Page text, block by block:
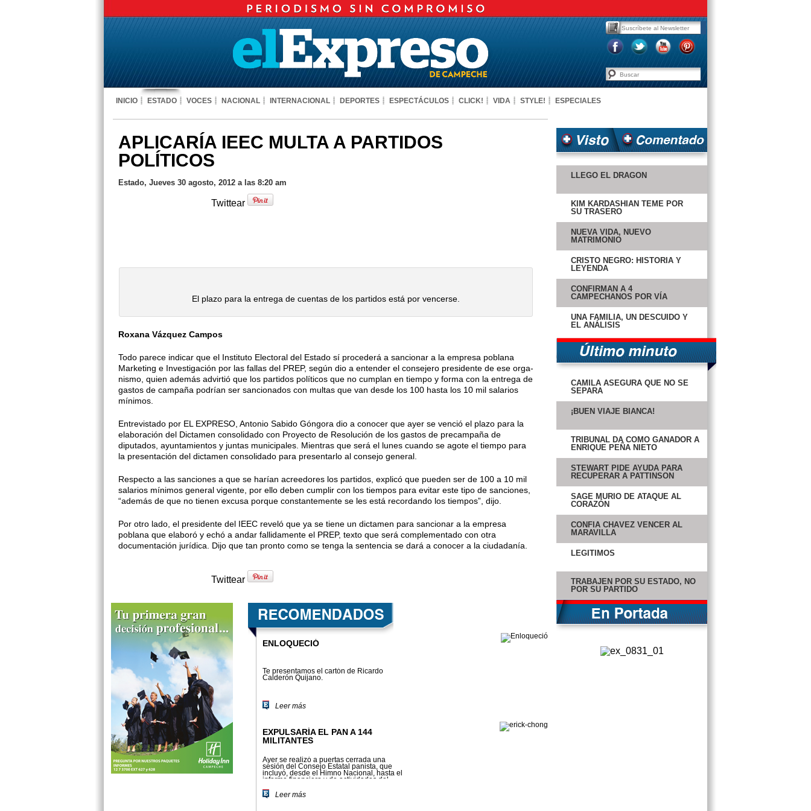
INICIO ESTADO VOCES NACIONAL INTERNACIONAL DEPORTES ESPECTÁCULOS CLICK! VIDA STYLE! ESPECIALES
APLICARÍA IEEC MULTA A PARTIDOS
POLÍTICOS
Estado, Jueves 30 agosto, 2012 a las 8:20 am
Twittear
El plazo para la entrega de cuentas de los partidos está por vencerse.
Roxana Vázquez Campos
Todo parece indicar que el Institu­to Electoral del Estado sí procede­rá a sancionar a la empresa poblana
Marketing e Investigación por las fa­llas del PREP, según dio a entender el consejero presidente de ese orga­
nismo, quien además advirtió que los partidos políticos que no cumplan en tiempo y forma con la entrega de
gas­tos de campaña podrían ser sancio­nados con multas que van desde los 100 hasta los 10 mil salarios
mínimos.
Entrevistado por EL EXPRESO, Antonio Sabido Góngora dio a cono­cer que ayer se venció el plazo para la
elaboración del Dictamen consolida­do con Proyecto de Resolución de los gastos de precampaña de
diputados, ayuntamientos y juntas municipales. Mientras que será el lunes cuando se agote el tiempo para
la presentación del dictamen consolidado para pre­sentarlo al consejo general.
Respecto a las sanciones a que se harían acreedores los partidos, expli­có que pueden ser de 100 a 10 mil
sala­rios mínimos general vigente, por ello deben cumplir con los tiempos para evitar este tipo de sanciones,
“ade­más de que no tienen excusa porque constantemente se les está recordan­do los tiempos”, dijo.
Por otro lado, el presidente del IEEC reveló que ya se tiene un dic­tamen para sancionar a la empresa
poblana que elaboró y echó a andar fallidamente el PREP, texto que será complementado con otra
documen­tación jurídica. Dijo que tan pronto como se tenga la sentencia se dará a conocer a la ciudadanía.
Twittear
ENLOQUECIÓ
Te presentamos el cartón de Ricardo
Calderón Quijano.
Leer más
EXPULSARÍA EL PAN A 144
MILITANTES
Ayer se realizó a puertas cerrada una
sesión del Consejo Estatal panista, que
incluyó, desde el Himno Nacional, hasta el
informe financiero y de actividades del
Leer más
LLEGÓ EL DRAGÓN
KIM KARDASHIAN TEME POR
SU TRASERO
NUEVA VIDA, NUEVO
MATRIMONIO
CRISTO NEGRO: HISTORIA Y
LEYENDA
CONFIRMAN A 4
CAMPECHANOS POR VÍA
UNA FAMILIA, UN DESCUIDO Y
EL ANÁLISIS
CAMILA ASEGURA QUE NO SE
SEPARA
¡BUEN VIAJE BIANCA!
TRIBUNAL DA COMO GANADOR A
ENRIQUE PEÑA NIETO
STEWART PIDE AYUDA PARA
RECUPERAR A PATTINSON
SAGE MURIÓ DE ATAQUE AL
CORAZÓN
CONFÍA CHÁVEZ VENCER AL
MARAVILLA
LEGÍTIMOS
TRABAJEN POR SU ESTADO, NO
POR SU PARTIDO
QUERIDO CONGRESISTA
AYUDE AL PRÍNCIPE ENRIQUE